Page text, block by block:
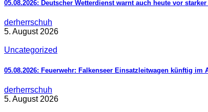
05.08.2026: Deutscher Wetterdienst warnt auch heute vor
derherrschuh
5. August 2026
Uncategorized
05.08.2026: Feuerwehr: Falkenseer Einsatzleitwagen künftig im
derherrschuh
5. August 2026